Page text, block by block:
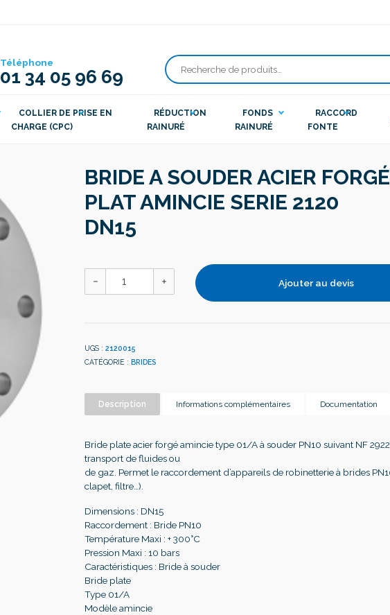
Téléphone
01 34 05 96 69
Recherche
COLLIER DE PRISE EN
CHARGE (CPC)
RÉDUCTION
RAINURÉ
FONDS
RAINURÉ
RACCORD
FONTE
BRIDE A SOUDER ACIER FORGÉ
PLAT AMINCIE SERIE 2120
DN15
Ajouter au devis
UGS :2120015
CATÉGORIE :BRIDES
Description Informations complémentaires Documentation
Bride plate acier forgé amincie type 01/A à souder PN10 suivant NF
transport de fluides ou
de gaz. Permet le raccordement d’appareils de robinetterie à brides
clapet, filtre…).
Dimensions : DN15
Raccordement : Bride PN10
Température Maxi : + 300°C
Pression Maxi : 10 bars
Caractéristiques : Bride à souder
Bride plate
Type 01/A
Modèle amincie